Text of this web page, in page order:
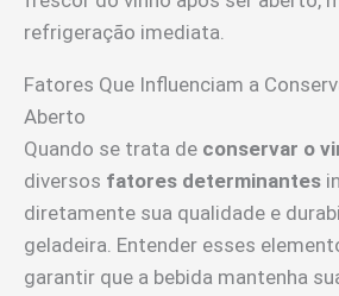
refrigeração imediata.
Fatores Que Influenciam a
Aberto
Quando se trata de conservar o
diversos fatores determinantes
diretamente sua qualidade e
geladeira. Entender esses
garantir que a bebida mantenha